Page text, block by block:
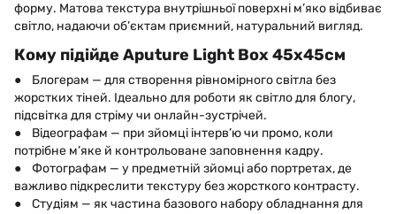
форму. Матова текстура внутрішньої поверхні м’яко відбиває
світло, надаючи об’єктам приємний, натуральний вигляд.
Кому підійде Aputure Light Box 45x45см
● Блогерам — для створення рівномірного світла без
жорстких тіней. Ідеально для роботи як світло для блогу,
підсвітка для стріму чи онлайн-зустрічей.
● Відеографам — при зйомці інтерв’ю чи промо, коли
потрібне м’яке й контрольоване заповнення кадру.
● Фотографам — у предметній зйомці або портретах, де
важливо підкреслити текстуру без жорсткого контрасту.
● Студіям — як частина базового набору обладнання для